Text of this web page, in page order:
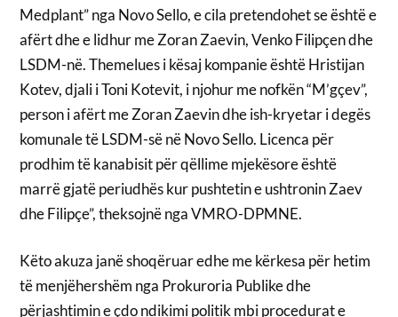
Medplant” nga Novo Sello, e cila pretendohet se është e
afërt dhe e lidhur me Zoran Zaevin, Venko Filipçen dhe
LSDM-në. Themelues i kësaj kompanie është Hristijan
Kotev, djali i Toni Kotevit, i njohur me nofkën “M’gçev”,
person i afërt me Zoran Zaevin dhe ish-kryetar i degës
komunale të LSDM-së në Novo Sello. Licenca për
prodhim të kanabisit për qëllime mjekësore është
marrë gjatë periudhës kur pushtetin e ushtronin Zaev
dhe Filipçe”, theksojnë nga VMRO-DPMNE.
Këto akuza janë shoqëruar edhe me kërkesa për hetim
të menjëhershëm nga Prokuroria Publike dhe
përjashtimin e çdo ndikimi politik mbi procedurat e